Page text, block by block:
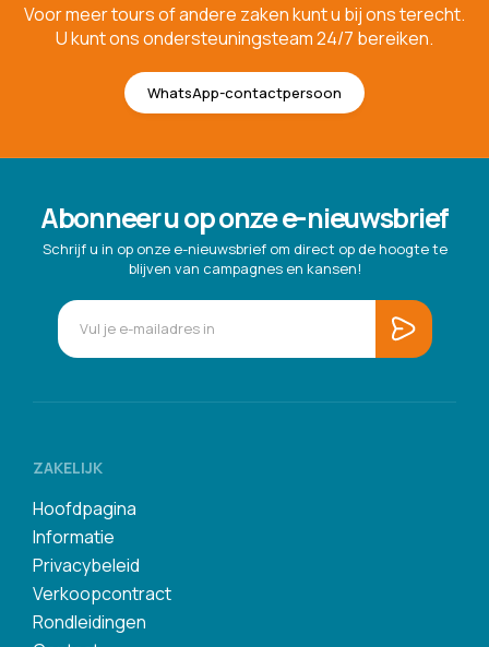
Voor meer tours of andere zaken kunt u bij ons terecht.
U kunt ons ondersteuningsteam 24/7 bereiken.
WhatsApp-contactpersoon
Abonneer u op onze e-nieuwsbrief
Schrijf u in op onze e-nieuwsbrief om direct op de hoogte te
blijven van campagnes en kansen!
ZAKELIJK
Hoofdpagina
Informatie
Privacybeleid
Verkoopcontract
Rondleidingen